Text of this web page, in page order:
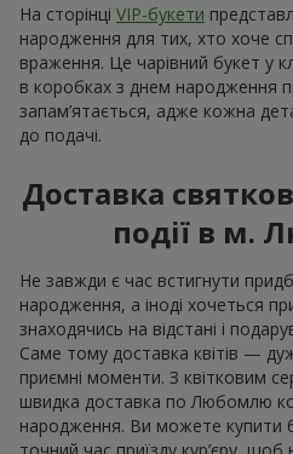
На сторінці VIP-букети
народження для тих, хто хоче
враження. Це чарівний букет у
в коробках з днем народження
запам’ятається, адже кожна
до подачі.
Доставка
події в м.
Не завжди є час встигнути
народження, а іноді хочеться
знаходячись на відстані і
Саме тому доставка квітів —
приємні моменти. З квітковим
швидка доставка по Любомлю
народження. Ви можете купити
точний час приїзду кур’єру,